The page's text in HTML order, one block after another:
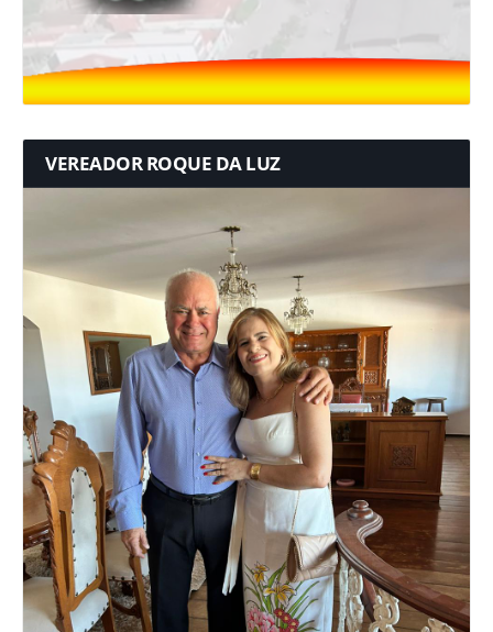
VEREADOR ROQUE DA LUZ